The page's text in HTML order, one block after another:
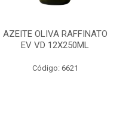
AZEITE OLIVA RAFFINATO
EV VD 12X250ML
Código: 6621